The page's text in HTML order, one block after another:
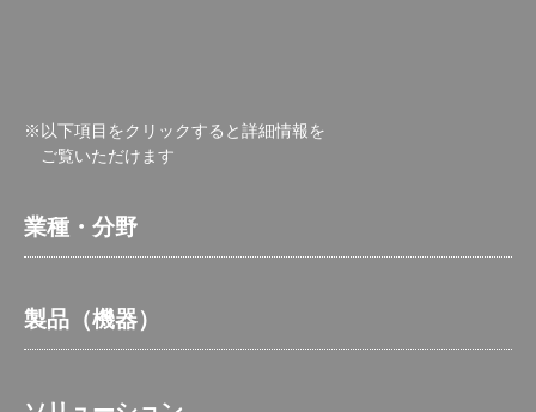
※以下項目をクリックすると詳細情報を
ご覧いただけます
業種・分野
製品（機器）